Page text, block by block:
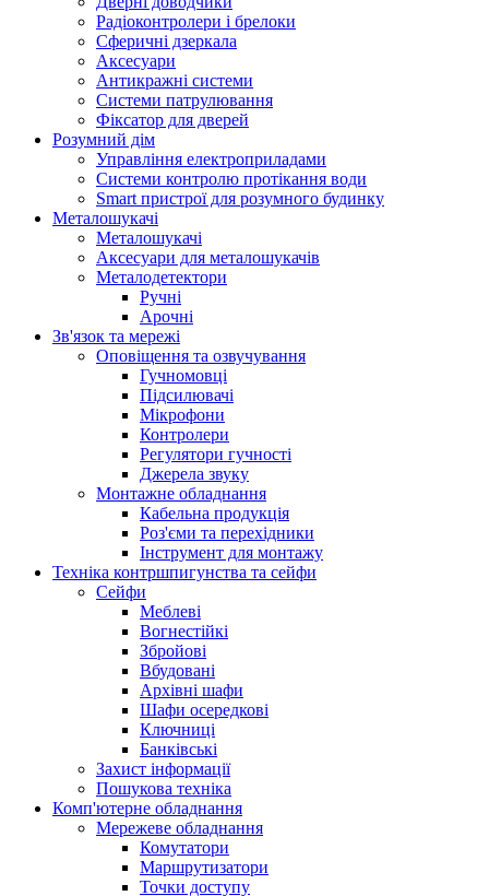
Радіоконтролери і брелоки
Сферичні дзеркала
Аксесуари
Антикражні системи
Системи патрулювання
Фіксатор для дверей
Розумний дім
Управління електроприладами
Системи контролю протікання води
Smart пристрої для розумного будинку
Металошукачі
Металошукачі
Аксесуари для металошукачів
Металодетектори
Ручні
Арочні
Зв'язок та мережі
Оповіщення та озвучування
Гучномовці
Підсилювачі
Мікрофони
Контролери
Регулятори гучності
Джерела звуку
Монтажне обладнання
Кабельна продукція
Роз'єми та перехідники
Інструмент для монтажу
Техніка контршпигунства та сейфи
Сейфи
Меблеві
Вогнестійкі
Збройові
Вбудовані
Архівні шафи
Шафи осередкові
Ключниці
Банківські
Захист інформації
Пошукова техніка
Комп'ютерне обладнання
Мережеве обладнання
Комутатори
Маршрутизатори
Точки доступу